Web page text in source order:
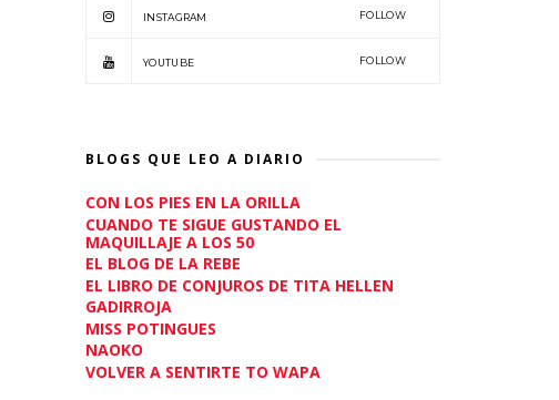
INSTAGRAM FOLLOW
YOUTUBE FOLLOW
BLOGS QUE LEO A DIARIO
CON LOS PIES EN LA ORILLA
CUANDO TE SIGUE GUSTANDO EL
MAQUILLAJE A LOS 50
EL BLOG DE LA REBE
EL LIBRO DE CONJUROS DE TITA HELLEN
GADIRROJA
MISS POTINGUES
NAOKO
VOLVER A SENTIRTE TO WAPA